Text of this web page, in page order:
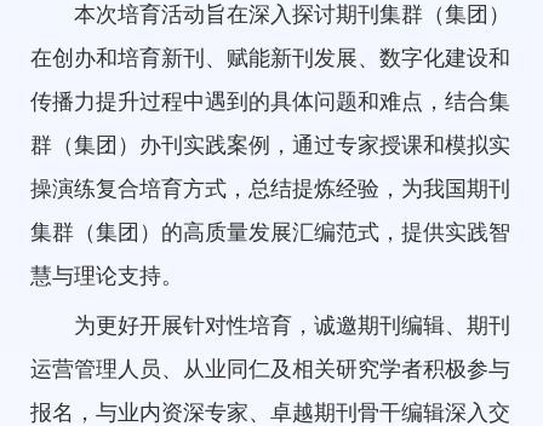
本次培育活动旨在深入探讨期刊集群（集团）
在创办和培育新刊、赋能新刊发展、数字化建设和
传播力提升过程中遇到的具体问题和难点，结合集
群（集团）办刊实践案例，通过专家授课和模拟实
操演练复合培育方式，总结提炼经验，为我国期刊
集群（集团）的高质量发展汇编范式，提供实践智
慧与理论支持。
为更好开展针对性培育，诚邀期刊编辑、期刊
运营管理人员、从业同仁及相关研究学者积极参与
报名，与业内资深专家、卓越期刊骨干编辑深入交